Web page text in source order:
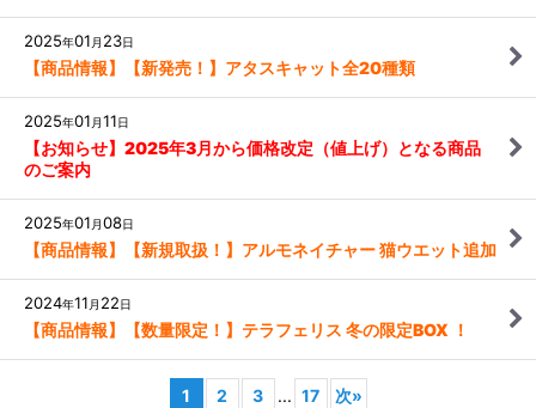
2025年01 月 23日
【商品情報】【新発売！】アタスキャット全20種類
2025年01 月11日
【お知らせ】2025年3月から価格改定（値上げ）となる商品
のご案内
2025年01 月08日
【商品情報】【新規取扱！】アルモネイチャー 猫ウエット追加
2024年11 月 22日
【商品情報】【数量限定！】テラフェリス 冬の限定BOX ！
1 2 3 ... 17 次»